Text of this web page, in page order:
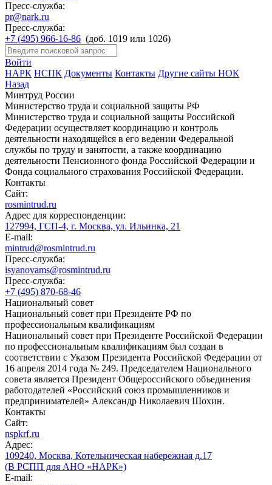
Пресс-служба:
pr@nark.ru
Пресс-служба:
+7 (495) 966-16-86 (доб. 1019 или 1026)
Войти
НАРК НСПК Документы Контакты Другие сайты НОК
Назад
Минтруд России
Министерство труда и социальной защиты РФ
Министерство труда и социальной защиты Российской
Федерации осуществляет координацию и контроль
деятельности находящейся в его ведении Федеральной
службы по труду и занятости, а также координацию
деятельности Пенсионного фонда Российской Федерации и
Фонда социального страхования Российской Федерации.
Контакты
Сайт:
rosmintrud.ru
Адрес для корреспонденции:
127994, ГСП-4, г. Москва, ул. Ильинка, 21
E-mail:
mintrud@rosmintrud.ru
Пресс-служба:
isyanovams@rosmintrud.ru
Пресс-служба:
+7 (495) 870-68-46
Национальный совет
Национальный совет при Президенте РФ по
профессиональным квалификациям
Национальный совет при Президенте Российской Федерации
по профессиональным квалификациям был создан в
соответствии с Указом Президента Российской Федерации от
16 апреля 2014 года № 249. Председателем Национального
совета является Президент Общероссийского объединения
работодателей «Российский союз промышленников и
предпринимателей» Александр Николаевич Шохин.
Контакты
Сайт:
nspkrf.ru
Адрес:
109240, Москва, Котельническая набережная д.17
(В РСПП для АНО «НАРК»)
E-mail: